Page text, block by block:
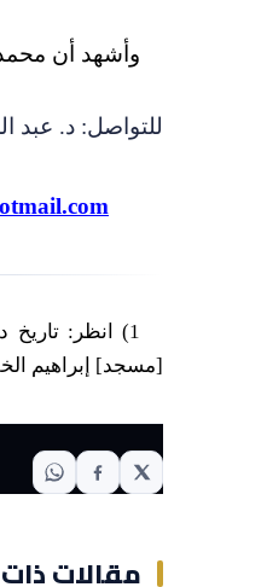
وأشهد أن
للتواصل: د. عبد
[مسجد] إبراهيم
مقالات